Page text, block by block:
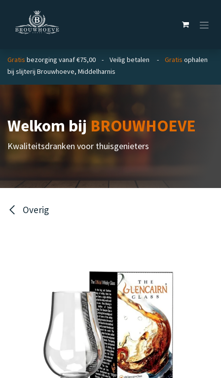
Gratis bezorging vanaf €75,00 - Veilig betalen - Gratis ophalen
bij slijterij Brouwhoeve, Middelharnis
Welkom bijBROUWHOEVE
Kwaliteitsdranken voor thuisgenieters
Overig